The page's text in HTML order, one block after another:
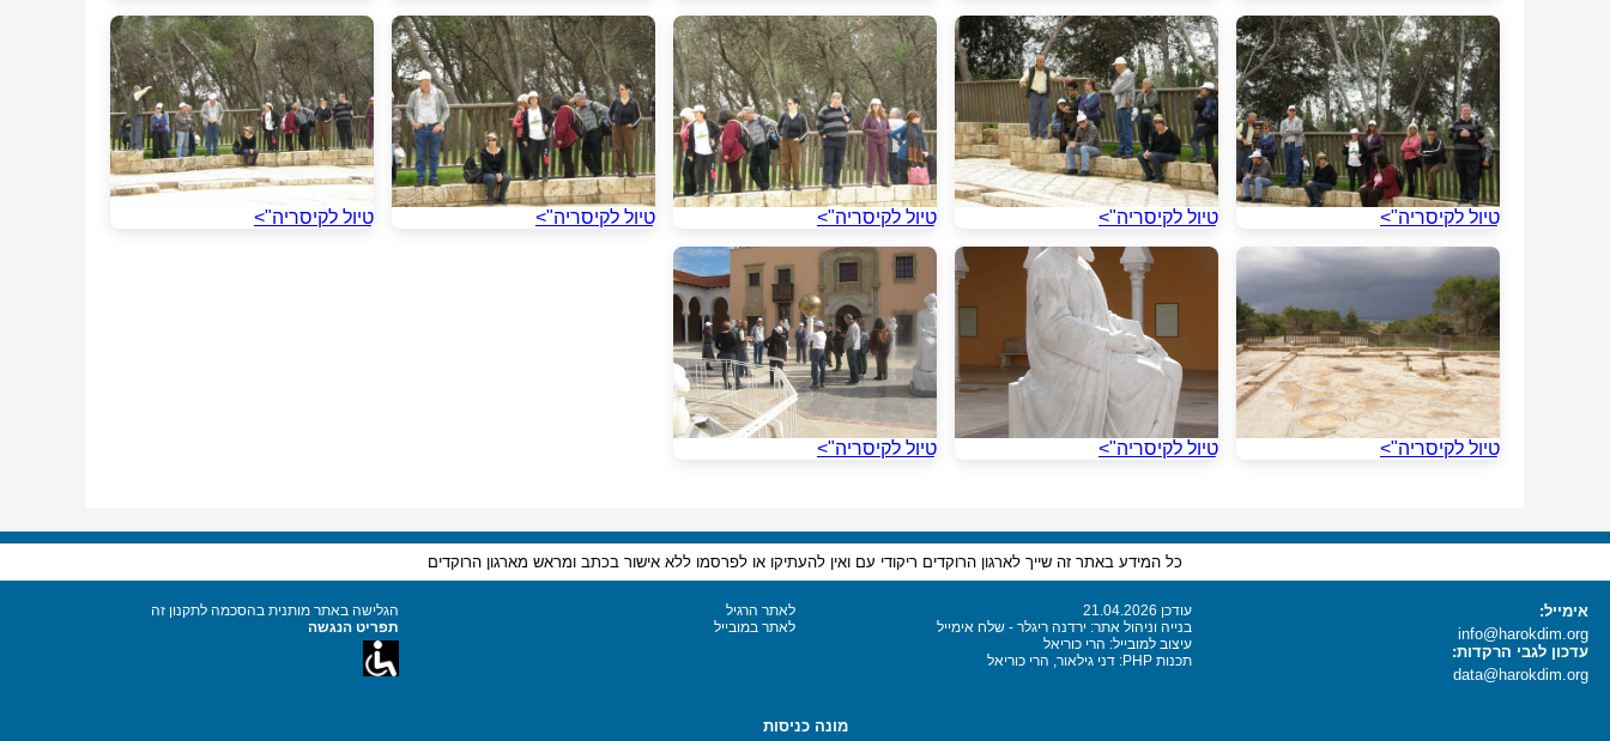
טיול לקיסריה"> טיול לקיסריה"> טיול לקיסריה"> טיול לקיסריה"> טיול לקיסריה">
טיול לקיסריה"> טיול לקיסריה"> טיול לקיסריה">
כל המידע באתר זה שייך לארגון הרוקדים ריקודי עם ואין להעתיקו או לפרסמו ללא אישור בכתב ומראש מארגון הרוקדים
אימייל:
info@harokdim.org
עדכון לגבי הרקדות:
data@harokdim.org
עודכן 21.04.2026
בנייה וניהול אתר: ירדנה ריגלר - שלח אימייל
עיצוב למובייל: הרי כוריאל
תכנות PHP: דני גילאור, הרי כוריאל
לאתר הרגיל
לאתר במובייל
הגלישה באתר מותנית בהסכמה לתקנון זה
תפריט הנגשה
מונה כניסות